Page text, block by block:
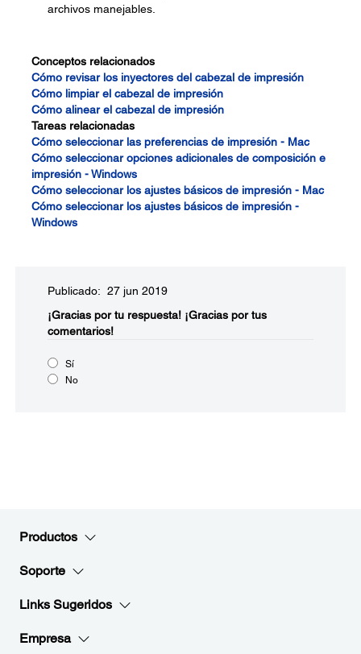
archivos manejables.
Conceptos relacionados
Cómo revisar los inyectores del cabezal de impresión
Cómo limpiar el cabezal de impresión
Cómo alinear el cabezal de impresión
Tareas relacionadas
Cómo seleccionar las preferencias de impresión - Mac
Cómo seleccionar opciones adicionales de composición e
impresión - Windows
Cómo seleccionar los ajustes básicos de impresión - Mac
Cómo seleccionar los ajustes básicos de impresión -
Windows
Publicado: 27 jun 2019
¡Gracias por tu respuesta! ¡Gracias por tus
comentarios!
Sí
No
Productos
Soporte
Links Sugeridos
Empresa